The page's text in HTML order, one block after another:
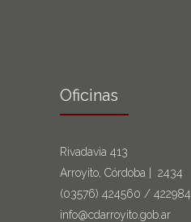
Oficinas
Rivadavia 413
Arroyito, Córdoba | 2434
(03576) 424560 / 422984
info@cdarroyito.gob.ar